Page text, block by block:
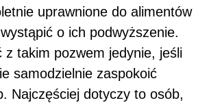
uprawnione do alimentów
o ich podwyższenie.
z takim pozwem jedynie, jeśli
samodzielnie zaspokoić
Najczęściej dotyczy to osób,